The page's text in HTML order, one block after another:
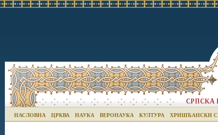
НАСЛОВНА ЦРКВА НАУКА ВЕРОНАУКА КУЛТУРА ХРИШЋАНСКИ